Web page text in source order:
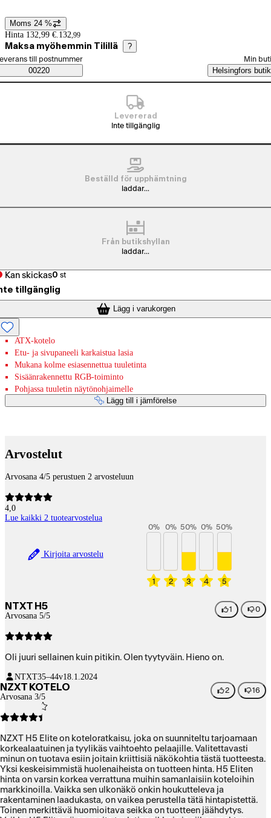
Prisinformation
Moms 24 %
Hinta 132,99 €. 132,99
Maksa myöhemmin Tilillä ?
Saatavuustiedot
beställningssätt
till postnummer
00220
Min
Helsingfors butik
Levererad
Inte tillgänglig
Beställd för upphämtning
laddar...
Från butikshyllan
laddar...
Kan skickas0 st
tillgänglig
Lägg i varukorgen
ATX-kotelo
Etu- ja sivupaneeli karkaistua lasia
Mukana kolme esiasennettua tuuletinta
Sisäänrakennettu RGB-toiminto
Pohjassa tuuletin näytönohjaimelle
Lägg till i jämförelse
Arvostelut
Arvosana 4/5 perustuen 2 arvosteluun
4,0
Lue kaikki 2 tuotearvostelua
Kirjoita arvostelu
1
0%
2
0%
3
50%
4
0%
5
50%
NTXT H5
Arvosana 5/5
1 0
Oli juuri sellainen kuin pitikin. Olen tyytyväin. Hieno on.
NTXT35–44v18.1.2024
NZXT KOTELO
Arvosana 3/5
2 16
NZXT H5 Elite on koteloratkaisu, joka on suunniteltu tarjoamaan
korkealaatuinen ja tyylikäs vaihtoehto pelaajille. Valitettavasti
minun on tuotava esiin joitain kriittisiä näkökohtia tästä tuotteesta.
Yksi keskeisimmistä huolenaiheista on tuotteen hinta. H5 Eliten
hinta on varsin korkea verrattuna muihin samanlaisiin koteloihin
markkinoilla. Vaikka sen ulkonäkö onkin houkutteleva ja
rakentaminen laadukasta, on vaikea perustella tätä hintapistettä.
Toinen merkittävä huomioitava seikka on tuotteen jäähdytys.